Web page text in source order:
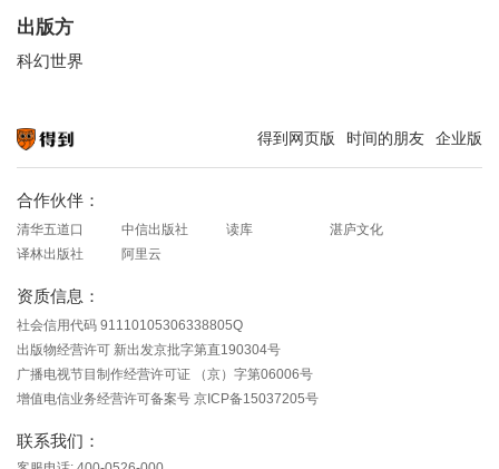
出版方
科幻世界
得到网页版 时间的朋友 企业版
合作伙伴：
清华五道口 中信出版社 读库
湛庐文化
译林出版社
阿里云
资质信息：
社会信用代码 91110105306338805Q
出版物经营许可 新出发京批字第直190304号
广播电视节目制作经营许可证 （京）字第06006号
增值电信业务经营许可备案号 京ICP备15037205号
联系我们：